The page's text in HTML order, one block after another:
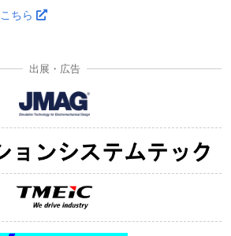
こちら
出展・広告